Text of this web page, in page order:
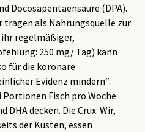
Docosapentaensäure (DPA).
tragen als Nahrungsquelle zur
regelmäßiger,
250 mg/ Tag) kann
für die koronare
Evidenz mindern“.
Fisch pro Woche
DHA decken. Die Crux: Wir,
der Küsten, essen